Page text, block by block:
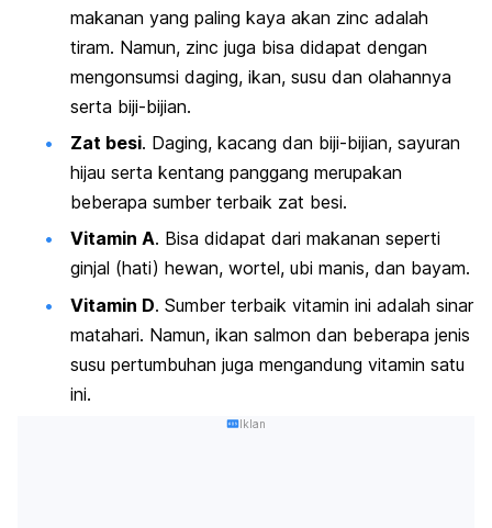
makanan yang paling kaya akan zinc adalah
tiram. Namun, zinc juga bisa didapat dengan
mengonsumsi daging, ikan, susu dan olahannya
serta biji-bijian.
Zat besi. Daging, kacang dan biji-bijian, sayuran
hijau serta kentang panggang merupakan
beberapa sumber terbaik zat besi.
Vitamin A. Bisa didapat dari makanan seperti
ginjal (hati) hewan, wortel, ubi manis, dan bayam.
Vitamin D. Sumber terbaik vitamin ini adalah sinar
matahari. Namun, ikan salmon dan beberapa jenis
susu pertumbuhan juga mengandung vitamin satu
ini.
Iklan